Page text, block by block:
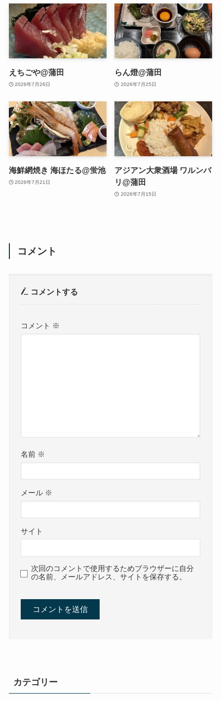
えちごや@蒲田
2026年7月26日
らん燈@蒲田
2026年7月25日
海鮮網焼き 海ほたる@蛍池
2026年7月21日
アジアン大衆酒場 ワルンバ
リ@蒲田
2026年7月15日
コメント
コメントする
コメント ※
名前 ※
メール ※
サイト
次回のコメントで使用するためブラウザーに自分
の名前、メールアドレス、サイトを保存する。
カテゴリー